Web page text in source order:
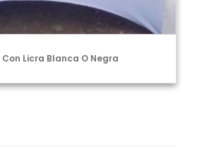
Licra Blanca O Negra